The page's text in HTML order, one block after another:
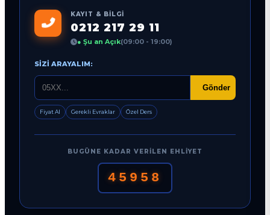
KAYIT & BILGI
0212 217 29 11
● Şu an Açık(09:00 - 19:00)
SIZI ARAYALIM:
Gönder
Fiyat Al Gerekli Evraklar Özel Ders
BUGÜNE KADAR VERILEN EHLIYET
45958